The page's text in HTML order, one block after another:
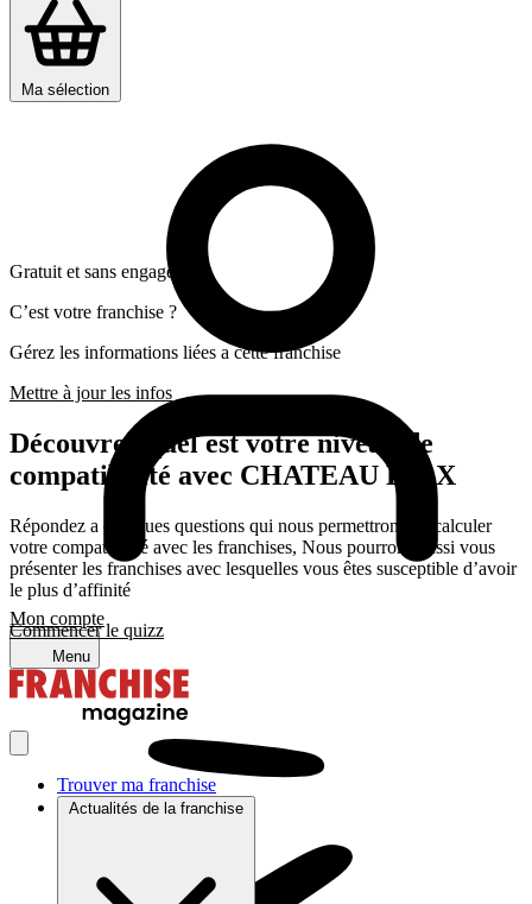
Ma sélection
Mon compte
Menu
Trouver ma franchise
Actualités de la franchise
Gratuit et sans engagement
C’est votre franchise ?
Gérez les informations liées a cette franchise
Mettre à jour les infos
Découvrez quel est votre niveau de
compatibilité avec CHATEAU D’AX
Répondez a quelques questions qui nous permettrons de calculer
votre compatibilité avec les franchises, Nous pourrons aussi vous
présenter les franchises avec lesquelles vous êtes susceptible d’avoir
le plus d’affinité
Commencer le quizz